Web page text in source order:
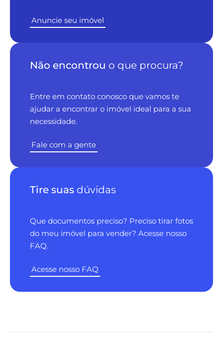
Anuncie seu imóvel
Não encontrou o que procura?
Entre em contato conosco que vamos te
ajudar a encontrar o imóvel ideal para a sua
necessidade.
Fale com a gente
Tire suas dúvidas
Que documentos preciso? Preciso tirar fotos
do meu imóvel para vender? Acesse nosso
FAQ.
Acesse nosso FAQ